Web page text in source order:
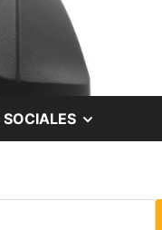
SOCIALES